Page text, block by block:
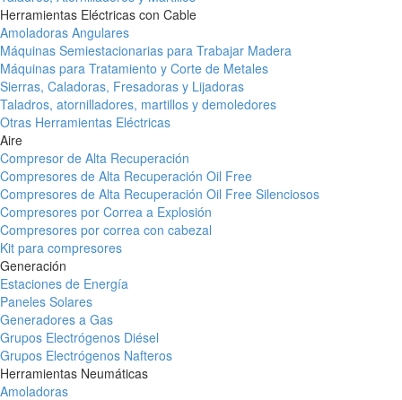
Herramientas Eléctricas con Cable
Amoladoras Angulares
Máquinas Semiestacionarias para Trabajar Madera
Máquinas para Tratamiento y Corte de Metales
Sierras, Caladoras, Fresadoras y Lijadoras
Taladros, atornilladores, martillos y demoledores
Otras Herramientas Eléctricas
Aire
Compresor de Alta Recuperación
Compresores de Alta Recuperación Oil Free
Compresores de Alta Recuperación Oil Free Silenciosos
Compresores por Correa a Explosión
Compresores por correa con cabezal
Kit para compresores
Generación
Estaciones de Energía
Paneles Solares
Generadores a Gas
Grupos Electrógenos Diésel
Grupos Electrógenos Nafteros
Herramientas Neumáticas
Amoladoras